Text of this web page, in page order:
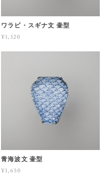
ワラビ・スギナ文 壷型
¥1,320
青海波文 壷型
¥1,650